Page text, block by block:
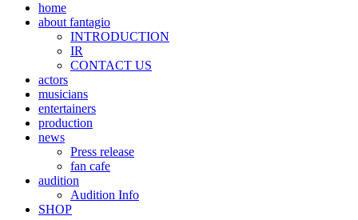
home
about fantagio
INTRODUCTION
IR
CONTACT US
actors
musicians
entertainers
production
news
Press release
fan cafe
audition
Audition Info
SHOP